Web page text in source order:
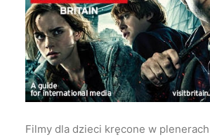
Wyszukiwanie
Filmy dla dzieci kręcone w